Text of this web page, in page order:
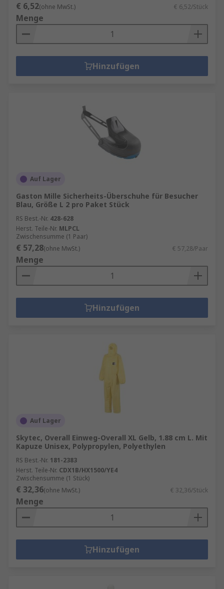
€ 6,52(ohne MwSt.) € 6,52/Stück
Menge
Hinzufügen
Auf Lager
Gaston Mille Sicherheits-Überschuhe für Besucher
Blau, Größe L 2 pro Paket Stück
RS Best.-Nr. 428-628
Herst. Teile-Nr. MLPCL
Zwischensumme (1 Paar)
€ 57,28(ohne MwSt.) € 57,28/Paar
Menge
Hinzufügen
Auf Lager
Skytec, Overall Einweg-Overall XL Gelb, 1.88 cm L. Mit
Kapuze Unisex, Polypropylen, Polyethylen
RS Best.-Nr. 181-2383
Herst. Teile-Nr. CDX1B/HX1500/YE4
Zwischensumme (1 Stück)
€ 32,36(ohne MwSt.) € 32,36/Stück
Menge
Hinzufügen